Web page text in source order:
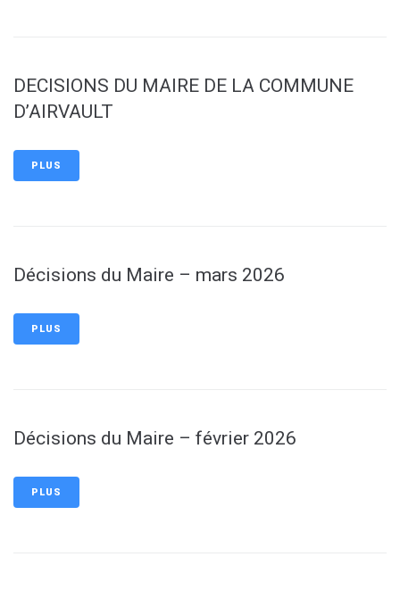
DECISIONS DU MAIRE DE LA COMMUNE
D’AIRVAULT
PLUS
Décisions du Maire – mars 2026
PLUS
Décisions du Maire – février 2026
PLUS